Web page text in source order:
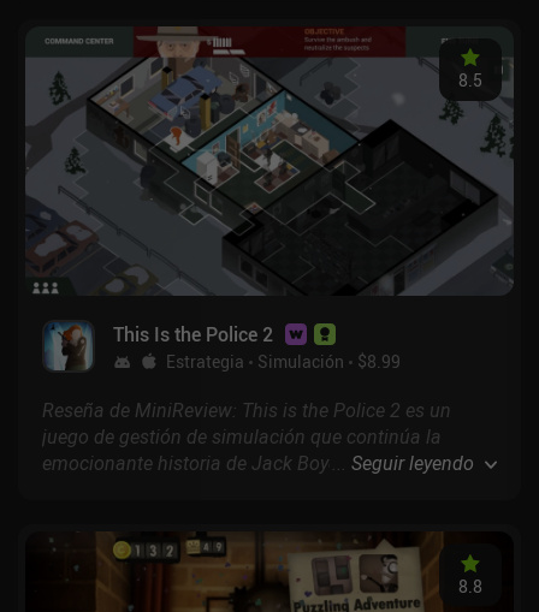
This Is the Police 2
Estrategia Simulación $8.99
8.5
Reseña de MiniReview: This is the Police 2 es un
juego de gestión de simulación que continúa la
emocionante historia de Jack Boyd, un policía
primer juego, pero esta vez con un montón de nuevas
e interesantes mecánicas de juego.
... Seguir leyendo
8.8